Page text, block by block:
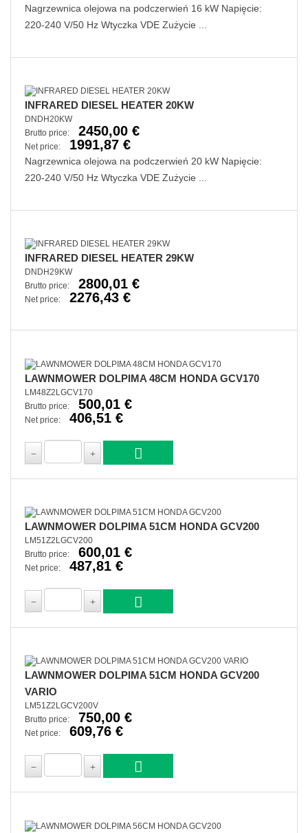
Nagrzewnica olejowa na podczerwień 16 kW Napięcie:
220-240 V/50 Hz Wtyczka VDE Zużycie ...
INFRARED DIESEL HEATER 20KW
DNDH20KW
Brutto price:
2450,00 €
Net price: 1991,87 €
Nagrzewnica olejowa na podczerwień 20 kW Napięcie:
220-240 V/50 Hz Wtyczka VDE Zużycie ...
INFRARED DIESEL HEATER 29KW
DNDH29KW
Brutto price:
2800,01 €
Net price: 2276,43 €
LAWNMOWER DOLPIMA 48CM HONDA GCV170
LM48Z2LGCV170
Brutto price:
500,01 €
Net price: 406,51 €
LAWNMOWER DOLPIMA 51CM HONDA GCV200
LM51Z2LGCV200
Brutto price:
600,01 €
Net price: 487,81 €
LAWNMOWER DOLPIMA 51CM HONDA GCV200
VARIO
LM51Z2LGCV200V
Brutto price:
750,00 €
Net price: 609,76 €